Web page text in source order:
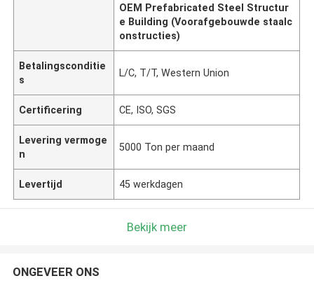
OEM Prefabricated Steel Structur
e Building (Voorafgebouwde staalc
onstructies)
Betalingsconditie
s
L/C, T/T, Western Union
Certificering CE, ISO, SGS
Levering vermoge
n
5000 Ton per maand
Levertijd 45 werkdagen
Bekijk meer
ONGEVEER ONS